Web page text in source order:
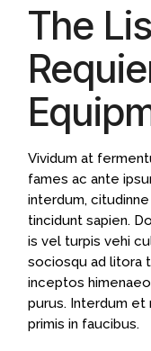
The
Vividum at
fames ac ante
interdum,
tincidunt sapien.
is vel turpis vehi
sociosqu ad litora
inceptos
purus. Interdum et
primis in faucibus.